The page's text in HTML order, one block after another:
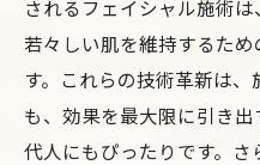
されるフェイシャル施術は
若々しい肌を維持するた
す。これらの技術革新は
も、効果を最大限に引き
代人にもぴったりです。さ